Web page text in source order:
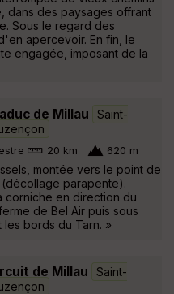
dans des paysages offrant
Sous le regard des
apercevoir. En fin, le
engagée, imposant de la
de Millau
Saint-
20 km 620 m
montée vers le point de
parapente).
corniche en direction du
de Bel Air puis sous
bords du Tarn. »
de Millau
Saint-